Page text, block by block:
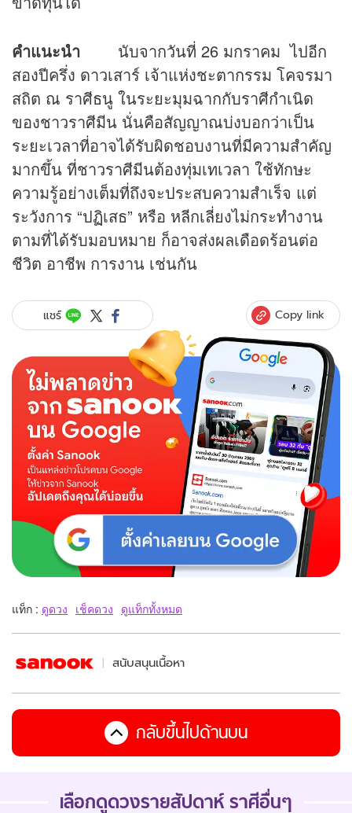
คำแนะนำ
นับจากวันที่ 26 มกราคม ไปอีก
สองปีครึ่ง ดาวเสาร์ เจ้าแห่งชะตากรรม โคจรมา
สถิต ณ ราศีธนู ในระยะมุมฉากกับราศีกำเนิด
ของชาวราศีมีน นั่นคือสัญญาณบ่งบอกว่าเป็น
ระยะเวลาที่อาจได้รับผิดชอบงานที่มีความสำคัญ
มากขึ้น ที่ชาวราศีมีนต้องทุ่มเทเวลา ใช้ทักษะ
ความรู้อย่างเต็มที่ถึงจะประสบความสำเร็จ แต่
ระวังการ “ปฏิเสธ” หรือ หลีกเลี่ยงไม่กระทำงาน
ตามที่ได้รับมอบหมาย ก็อาจส่งผลเดือดร้อนต่อ
ชีวิต อาชีพ การงาน เช่นกัน
แชร์ Copy link
แท็ก : ดูดวง เช็คดวง ดูแท็กทั้งหมด
สนับสนุนเนื้อหา
กลับขึ้นไปด้านบน
เลือกดูดวงรายสัปดาห์ ราศีอื่นๆ